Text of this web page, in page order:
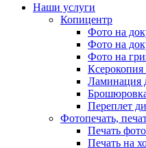
Наши услуги
Копицентр
Фото на
Фото на
Фото на
Ксерокопия
Ламинация
Переплет
Фотопечать,
Печать
Печать на